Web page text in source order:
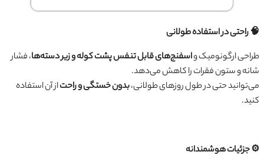
🧠 راحتی در استفاده طولانی
طراحی ارگونومیک واسفنج‌های قابل تنفس پشت کوله و زیر دسته‌ها، فشار
شانه و ستون فقرات را کاهش می‌دهد.
می‌توانید حتی در طول روزهای طولانی،بدون خستگی و راحتاز آن استفاده
کنید.
⚙️ جزئیات هوشمندانه